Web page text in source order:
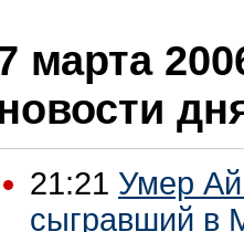
марта
21:21 Умер
сыгравший в